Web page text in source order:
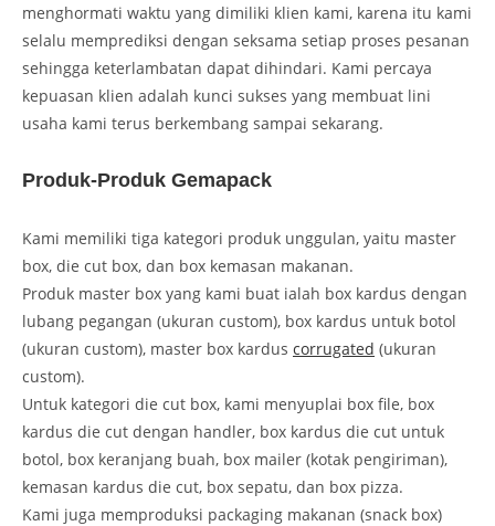
menghormati waktu yang dimiliki klien kami, karena itu kami
selalu memprediksi dengan seksama setiap proses pesanan
sehingga keterlambatan dapat dihindari. Kami percaya
kepuasan klien adalah kunci sukses yang membuat lini
usaha kami terus berkembang sampai sekarang.
Produk-Produk Gemapack
Kami memiliki tiga kategori produk unggulan, yaitu master
box, die cut box, dan box kemasan makanan.
Produk master box yang kami buat ialah box kardus dengan
lubang pegangan (ukuran custom), box kardus untuk botol
(ukuran custom), master box kardus corrugated (ukuran
custom).
Untuk kategori die cut box, kami menyuplai box file, box
kardus die cut dengan handler, box kardus die cut untuk
botol, box keranjang buah, box mailer (kotak pengiriman),
kemasan kardus die cut, box sepatu, dan box pizza.
Kami juga memproduksi packaging makanan (snack box)